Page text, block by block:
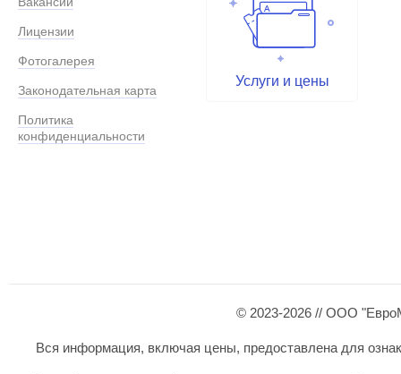
Лицензии
Фотогалерея
Законодательная карта
Политика
конфиденциальности
Услуги и цены
© 2023-2026 // ООО
Вся информация, включая цены, предоставлена для